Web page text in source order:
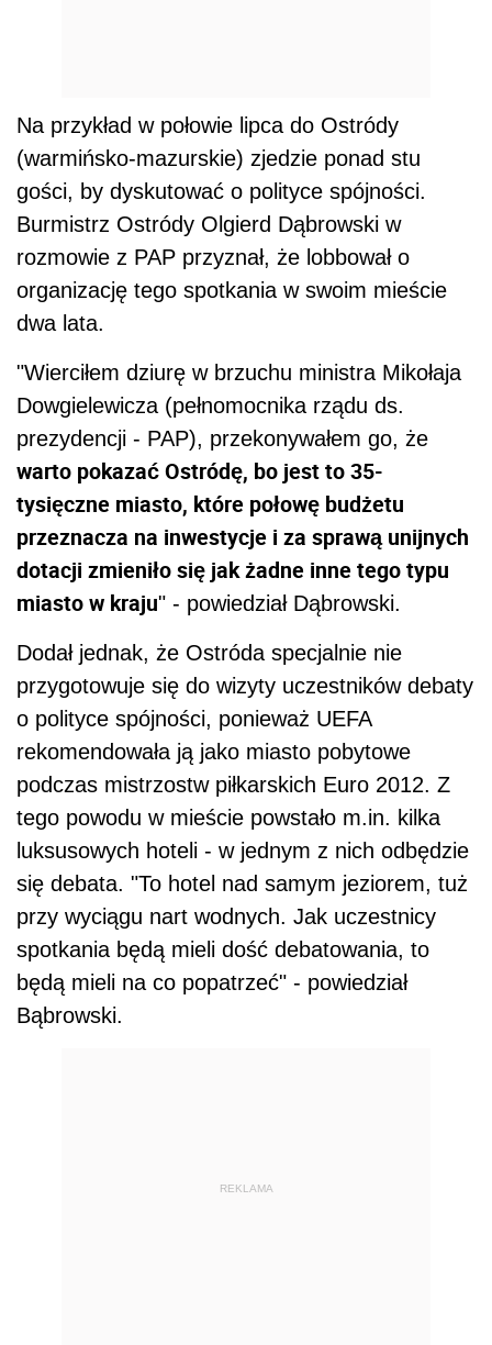
Na przykład w połowie lipca do Ostródy
(warmińsko-mazurskie) zjedzie ponad stu
gości, by dyskutować o polityce spójności.
Burmistrz Ostródy Olgierd Dąbrowski w
rozmowie z PAP przyznał, że lobbował o
organizację tego spotkania w swoim mieście
dwa lata.
"Wierciłem dziurę w brzuchu ministra Mikołaja
Dowgielewicza (pełnomocnika rządu ds.
prezydencji - PAP), przekonywałem go, że
warto pokazać Ostródę, bo jest to 35-
tysięczne miasto, które połowę budżetu
przeznacza na inwestycje i za sprawą unijnych
dotacji zmieniło się jak żadne inne tego typu
miasto w kraju" - powiedział Dąbrowski.
Dodał jednak, że Ostróda specjalnie nie
przygotowuje się do wizyty uczestników debaty
o polityce spójności, ponieważ UEFA
rekomendowała ją jako miasto pobytowe
podczas mistrzostw piłkarskich Euro 2012. Z
tego powodu w mieście powstało m.in. kilka
luksusowych hoteli - w jednym z nich odbędzie
się debata. "To hotel nad samym jeziorem, tuż
przy wyciągu nart wodnych. Jak uczestnicy
spotkania będą mieli dość debatowania, to
będą mieli na co popatrzeć" - powiedział
Bąbrowski.
REKLAMA